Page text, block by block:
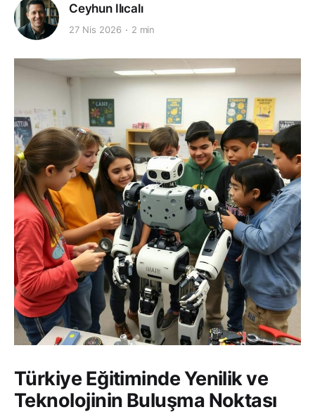
Ceyhun Ilıcalı
27 Nis 2026 2 min
Türkiye Eğitiminde Yenilik ve
Teknolojinin Buluşma Noktası